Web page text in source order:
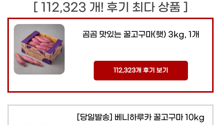
[ 112,323 개! 후기 최다 상품 ]
곰곰 맛있는 꿀고구마(햇) 3kg, 1개
112,323개 후기 보기
[당일발송] 베니하루카 꿀고구마 10kg